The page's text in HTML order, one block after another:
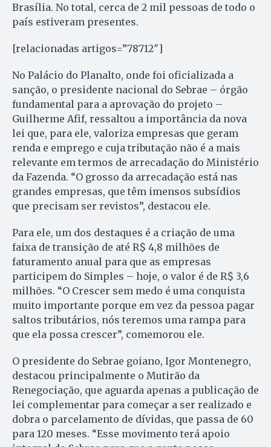
Brasília. No total, cerca de 2 mil pessoas de todo o
país estiveram presentes.
[relacionadas artigos=”78712″]
No Palácio do Planalto, onde foi oficializada a
sanção, o presidente nacional do Sebrae – órgão
fundamental para a aprovação do projeto –
Guilherme Afif, ressaltou a importância da nova
lei que, para ele, valoriza empresas que geram
renda e emprego e cuja tributação não é a mais
relevante em termos de arrecadação do Ministério
da Fazenda. “O grosso da arrecadação está nas
grandes empresas, que têm imensos subsídios
que precisam ser revistos”, destacou ele.
Para ele, um dos destaques é a criação de uma
faixa de transição de até R$ 4,8 milhões de
faturamento anual para que as empresas
participem do Simples – hoje, o valor é de R$ 3,6
milhões. “O Crescer sem medo é uma conquista
muito importante porque em vez da pessoa pagar
saltos tributários, nós teremos uma rampa para
que ela possa crescer”, comemorou ele.
O presidente do Sebrae goiano, Igor Montenegro,
destacou principalmente o Mutirão da
Renegociação, que aguarda apenas a publicação de
lei complementar para começar a ser realizado e
dobra o parcelamento de dívidas, que passa de 60
para 120 meses. “Esse movimento terá apoio